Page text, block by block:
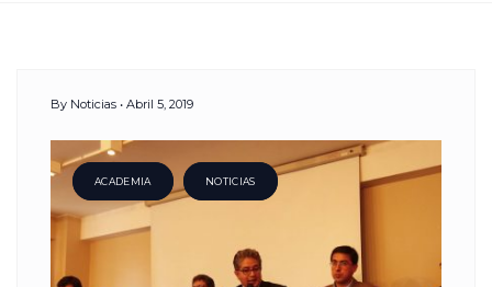
Day:
Abril,
2019
By Noticias Abril 5, 2019
ACADEMIA NOTICIAS